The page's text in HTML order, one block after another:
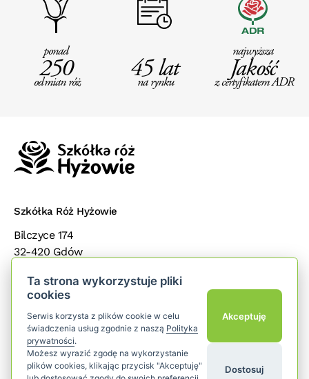
ponad
250
odmian róż
45 lat
na rynku
najwyższa
Jakość
z certyfikatem ADR
Szkółka Róż Hyżowie
Bilczyce 174
32-420 Gdów
Popularne kategorie
Dla klientów
add
Śledź nas
Ta strona wykorzystuje pliki
cookies
Serwis korzysta z plików cookie w celu
świadczenia usług zgodnie z naszą Polityka
prywatności.
Możesz wyrazić zgodę na wykorzystanie
plików cookies, klikając przycisk "Akceptuję"
Akceptuję
Dostosuj